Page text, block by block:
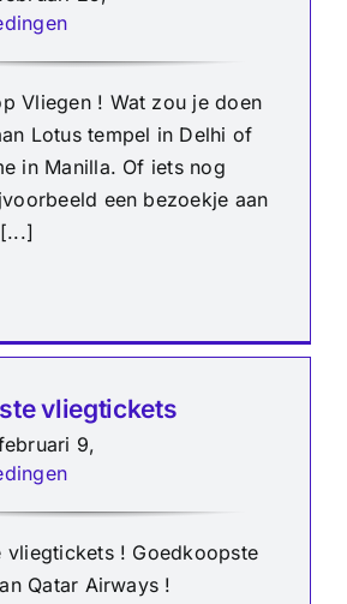
Vliegen ! Wat zou je doen
Lotus tempel in Delhi of
in Manilla. Of iets nog
een bezoekje aan
vliegtickets
9,
vliegtickets ! Goedkoopste
Qatar Airways !